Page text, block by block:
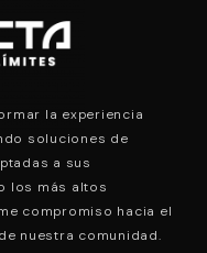
la experiencia
soluciones de
a sus
los más altos
compromiso hacia el
nuestra comunidad.